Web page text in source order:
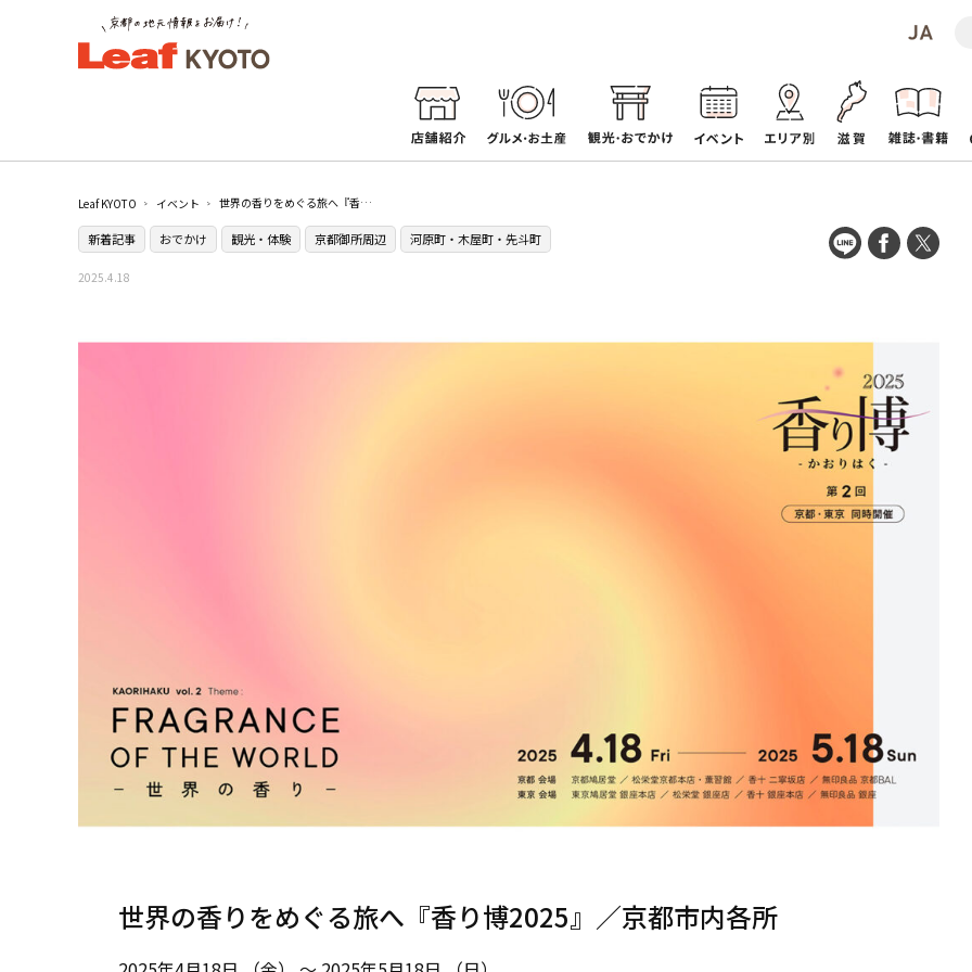
Leaf KYOTO イベント 世界の香りをめぐる旅へ『香り博2025』／京都市内各所
新着記事 おでかけ 観光・体験 京都御所周辺 河原町・木屋町・先斗町
2025.4.18
世界の香りをめぐる旅へ『香り博2025』／京都市内各所